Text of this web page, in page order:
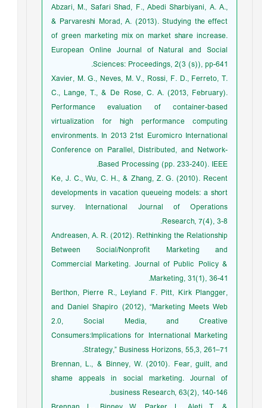
Abzari, M., Safari Shad, F., Abedi Sharbiyani, A. A.,
& Parvareshi Morad, A. (2013). Studying the effect
of green marketing mix on market share increase.
European Online Journal of Natural and Social
Sciences: Proceedings, 2(3 (s)), pp-641.
Xavier, M. G., Neves, M. V., Rossi, F. D., Ferreto, T.
C., Lange, T., & De Rose, C. A. (2013, February).
Performance evaluation of container-based
virtualization for high performance computing
environments. In 2013 21st Euromicro International
Conference on Parallel, Distributed, and Network-
Based Processing (pp. 233-240). IEEE.
Ke, J. C., Wu, C. H., & Zhang, Z. G. (2010). Recent
developments in vacation queueing models: a short
survey. International Journal of Operations
Research, 7(4), 3-8.
Andreasen, A. R. (2012). Rethinking the Relationship
Between Social/Nonprofit Marketing and
Commercial Marketing. Journal of Public Policy &
Marketing, 31(1), 36-41.
Berthon, Pierre R., Leyland F. Pitt, Kirk Plangger,
and Daniel Shapiro (2012), “Marketing Meets Web
2.0, Social Media, and Creative
Consumers:Implications for International Marketing
Strategy,” Business Horizons, 55,3, 261–71.
Brennan, L., & Binney, W. (2010). Fear, guilt, and
shame appeals in social marketing. Journal of
business Research, 63(2), 140-146.